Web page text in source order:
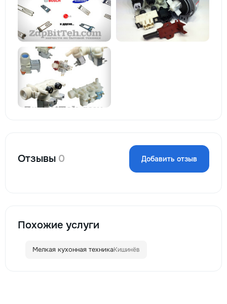
Отзывы 0 Добавить отзыв
Похожие услуги
Мелкая кухонная техникаКишинёв